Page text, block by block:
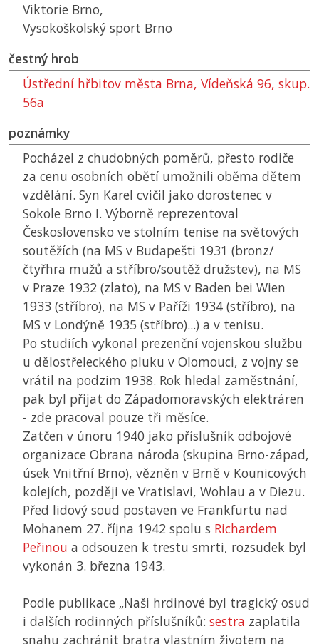
Viktorie Brno,
Vysokoškolský sport Brno
čestný hrob
Ústřední hřbitov města Brna, Vídeňská 96, skup.
56a
poznámky
Pocházel z chudobných poměrů, přesto rodiče
za cenu osobních obětí umožnili oběma dětem
vzdělání. Syn Karel cvičil jako dorostenec v
Sokole Brno I. Výborně reprezentoval
Československo ve stolním tenise na světových
soutěžích (na MS v Budapešti 1931 (bronz/
čtyřhra mužů a stříbro/soutěž družstev), na MS
v Praze 1932 (zlato), na MS v Baden bei Wien
1933 (stříbro), na MS v Paříži 1934 (stříbro), na
MS v Londýně 1935 (stříbro)...) a v tenisu.
Po studiích vykonal prezenční vojenskou službu
u dělostřeleckého pluku v Olomouci, z vojny se
vrátil na podzim 1938. Rok hledal zaměstnání,
pak byl přijat do Západomoravských elektráren
- zde pracoval pouze tři měsíce.
Zatčen v únoru 1940 jako příslušník odbojové
organizace Obrana národa (skupina Brno-západ,
úsek Vnitřní Brno), vězněn v Brně v Kounicových
kolejích, později ve Vratislavi, Wohlau a v Diezu.
Před lidový soud postaven ve Frankfurtu nad
Mohanem 27. října 1942 spolu s Richardem
Peřinou a odsouzen k trestu smrti, rozsudek byl
vykonán 3. března 1943.
Podle publikace „Naši hrdinové byl tragický osud
i dalších rodinných příslušníků: sestra zaplatila
snahu zachránit bratra vlastním životem na